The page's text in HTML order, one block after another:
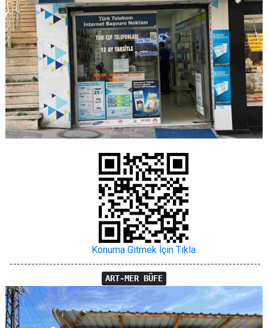
Konuma Gitmek İçin Tıkla
----------------------------------------------------------------------
ART-MER BÜFE